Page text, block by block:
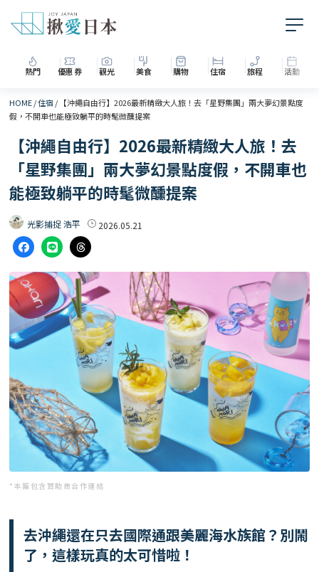
熱門 優惠券 觀光 美食 購物 住宿 旅程 活動
HOME/住宿/ 【沖繩自由行】2026最新精緻大人旅！去「星野集團」兩大夢幻景點度
假，不開車也能極致躺平的時髦微醺提案
【沖繩自由行】2026最新精緻大人旅！去
「星野集團」兩大夢幻景點度假，不開車也
能極致躺平的時髦微醺提案
光影捕捉 浩平 2026.05.21
*本篇包含贊助商合作連結
去沖繩還在只去國際通跟美麗海水族館？別鬧
了，這樣玩真的太可惜啦！